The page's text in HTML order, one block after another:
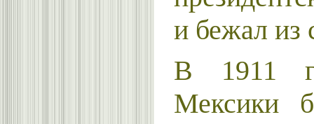
и бежал из
В 1911 г.
Мексики